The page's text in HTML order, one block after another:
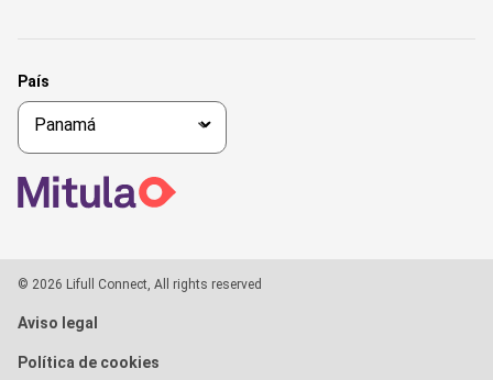
País
© 2026 Lifull Connect, All rights reserved
Aviso legal
Política de cookies